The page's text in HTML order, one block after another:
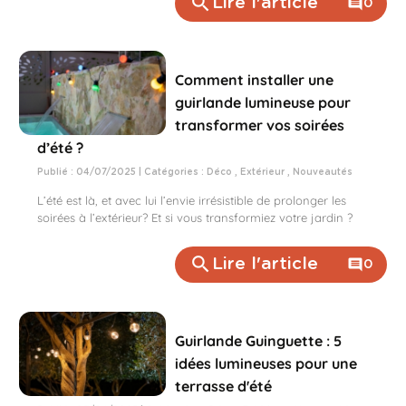
comment0
Comment installer une
guirlande lumineuse pour
transformer vos soirées
d’été ?
Publié : 04/07/2025 | Catégories : Déco , Extérieur , Nouveautés
L’été est là, et avec lui l’envie irrésistible de prolonger les
soirées à l’extérieur? Et si vous transformiez votre jardin ?
search Lire l'article comment0
Guirlande Guinguette : 5
idées lumineuses pour une
terrasse d'été